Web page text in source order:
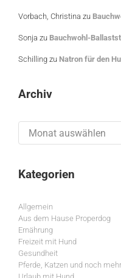
Vorbach, Christina zu
Sonja zu Bauchwohl-
Schilling zu Natron für den
Archiv
Kategorien
Allgemein
Aus dem Hause Properdog
Ernährung
Freizeit mit Hund
Gesundheit
Pferde, Katzen und noch mehr